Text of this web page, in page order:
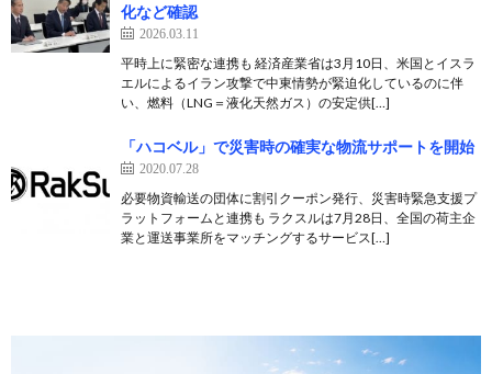
化など確認
2026.03.11
平時上に緊密な連携も 経済産業省は3月10日、米国とイスラ
エルによるイラン攻撃で中東情勢が緊迫化しているのに伴
い、燃料（LNG＝液化天然ガス）の安定供[…]
「ハコベル」で災害時の確実な物流サポートを開始
2020.07.28
必要物資輸送の団体に割引クーポン発行、災害時緊急支援プ
ラットフォームと連携も ラクスルは7月28日、全国の荷主企
業と運送事業所をマッチングするサービス[…]